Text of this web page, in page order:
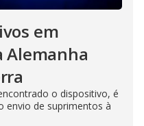
em
Alemanha
o dispositivo, é
envio de suprimentos à